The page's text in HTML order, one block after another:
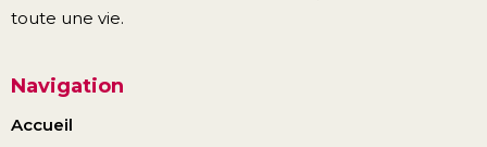
toute une vie.
Navigation
Accueil